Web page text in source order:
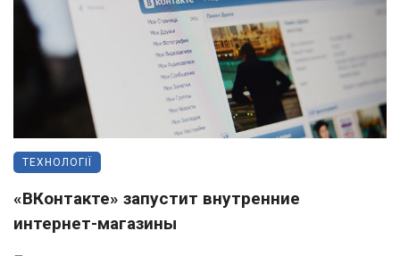
ТЕХНОЛОГІЇ
«ВКонтакте» запустит внутренние
интернет-магазины